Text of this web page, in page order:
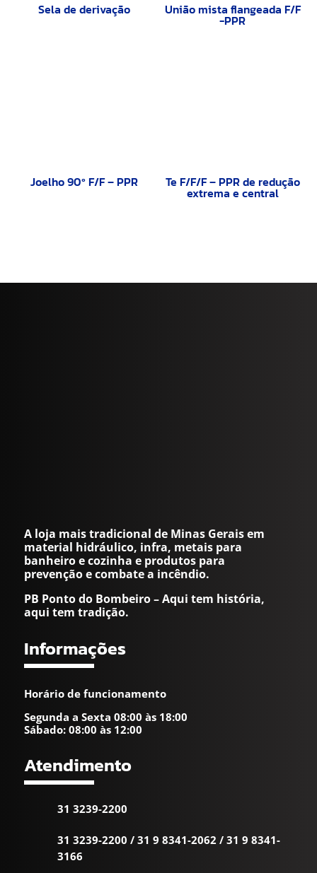
Sela de derivação União mista flangeada F/F
-PPR
Joelho 90º F/F – PPR Te F/F/F – PPR de redução
extrema e central
A loja mais tradicional de Minas Gerais em
material hidráulico, infra, metais para
banheiro e cozinha e produtos para
prevenção e combate a incêndio.
PB Ponto do Bombeiro – Aqui tem história,
aqui tem tradição.
Informações
Horário de funcionamento
Segunda a Sexta 08:00 às 18:00
Sábado: 08:00 às 12:00
Atendimento
31 3239-2200
31 3239-2200 / 31 9 8341-2062 / 31 9 8341-
3166